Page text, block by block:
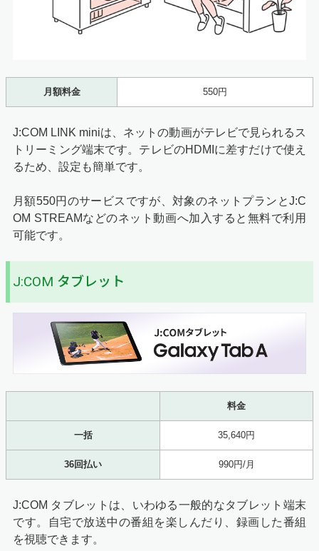
月額料金 550円
J:COM LINK miniは、ネットの動画がテレビで見られるス
トリーミング端末です。テレビのHDMIに差すだけで使え
るため、設定も簡単です。
月額550円のサービスですが、対象のネットプランとJ:C
OM STREAMなどのネット動画へ加入すると無料で利用
可能です。
J:COM タブレット
料金
一括 35,640円
36回払い 990円/月
J:COM タブレットは、いわゆる一般的なタブレット端末
です。自宅で放送中の番組を楽しんだり、録画した番組
を視聴できます。